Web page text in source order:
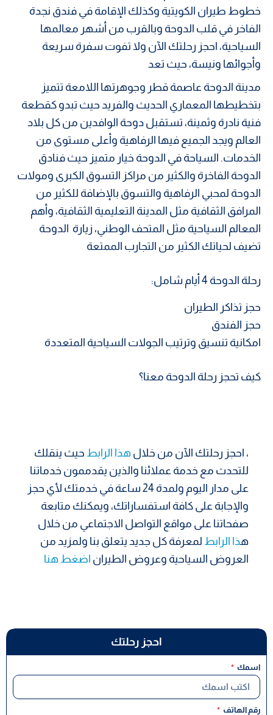
احجز رحلتك
اسمك
رقم الهاتف
خطوط طيران الكويتية وكذلك الإقامة في فندق نجدة
الفاخر في قلب الدوحة وبالقرب من أشهر معالمها
السياحية، احجز رحلتك الآن ولا تفوت سفرة سريعة
وأجوائها ونيسة، حيث تعد
مدينة الدوحة عاصمة قطر وجوهرتها اللامعة تتميز
بتخطيطها المعماري الحديث والفريد حيث تبدو كقطعة
فنية نادرة وثمينة، تستقبل دوحة الوافدين من كل بلاد
العالم ويجد الجميع فيها الرفاهية وأعلى مستوى من
الخدمات. السياحة في الدوحة خيار متميز حيث فنادق
الدوحة الفاخرة والكثير من مراكز التسوق الكبرى ومولات
الدوحة لمحبي الرفاهية والتسوق بالإضافة للكثير من
المرافق الثقافية مثل المدينة التعليمية الثقافية، وأهم
المعالم السياحية مثل المتحف الوطني، زيارة الدوحة
تضيف لحياتك الكثير من التجارب الممتعة
رحلة الدوحة 4 أيام شامل:
حجز تذاكر الطيران
حجز الفندق
امكانية تنسيق وترتيب الجولات السياحية المتعددة
كيف تحجز رحلة الدوحة معنا؟
، احجز رحلتك الآن من خلال هذا الرابط حيث ينقلك
للتحدث مع خدمة عملائنا والذين يقدممون خدماتنا
على مدار اليوم ولمدة 24 ساعة في خدمتك لأي حجز
والإجابة على كافة استفساراتك، ويمكنك متابعة
صفحاتنا على مواقع التواصل الاجتماعي من خلال
هذا الرابط لمعرفة كل جديد يتعلق بنا ولمزيد من
العروض السياحية وعروض الطيران اضغط هنا